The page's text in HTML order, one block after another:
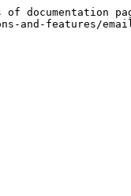
documentation
and-features/